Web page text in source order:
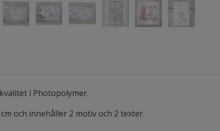
i Photopolymer.
och innehåller 2 motiv och 2 texter.